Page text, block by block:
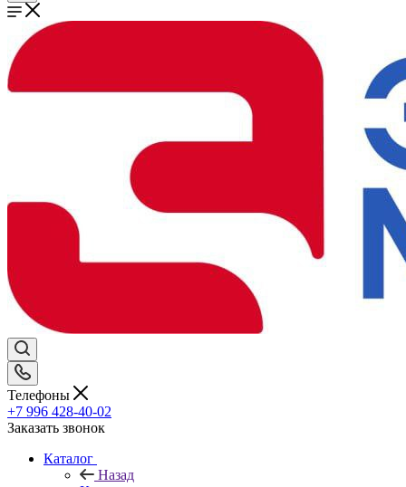
Телефоны
+7 996 428-40-02
Заказать звонок
Каталог
Назад